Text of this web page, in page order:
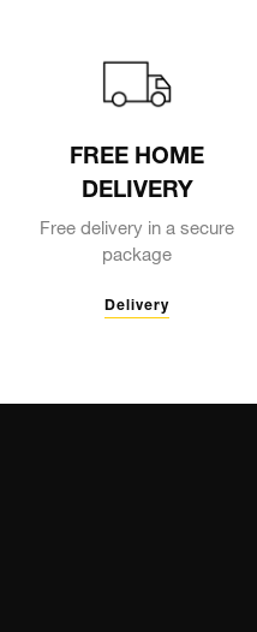
FREE HOME
DELIVERY
Free delivery in a secure
package
Delivery